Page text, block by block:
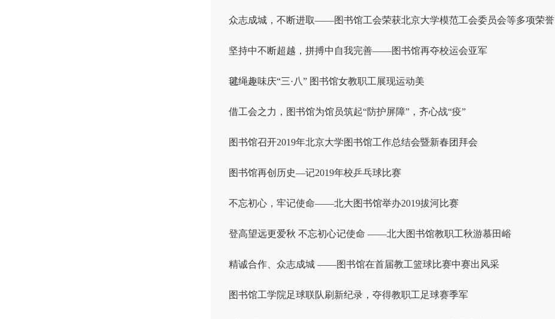
众志成城，不断进取——图书馆工会荣获北京大学模范工会委员会等多项荣誉
坚持中不断超越，拼搏中自我完善——图书馆再夺校运会亚军
毽绳趣味庆“三·八” 图书馆女教职工展现运动美
借工会之力，图书馆为馆员筑起“防护屏障”，齐心战“疫”
图书馆召开2019年北京大学图书馆工作总结会暨新春团拜会
图书馆再创历史—记2019年校乒乓球比赛
不忘初心，牢记使命——北大图书馆举办2019拔河比赛
登高望远更爱秋 不忘初心记使命 ——北大图书馆教职工秋游慕田峪
精诚合作、众志成城 ——图书馆在首届教工篮球比赛中赛出风采
图书馆工学院足球联队刷新纪录，夺得教职工足球赛季军